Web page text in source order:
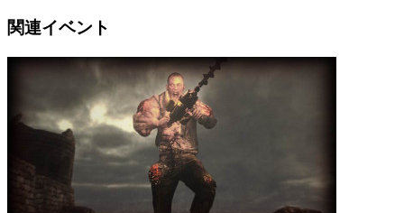
関連イベント